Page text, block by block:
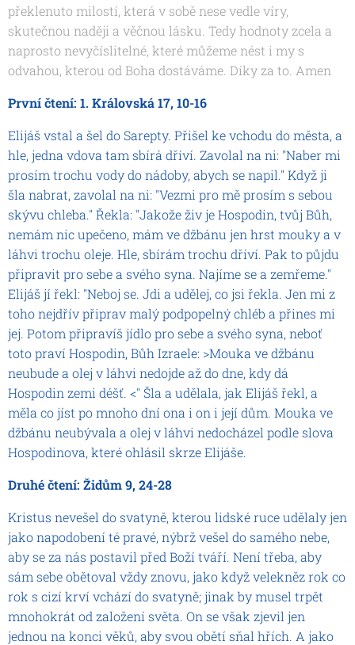
překlenuto milostí, která v sobě nese vedle víry,
skutečnou naději a věčnou lásku. Tedy hodnoty zcela a
naprosto nevyčíslitelné, které můžeme nést i my s
odvahou, kterou od Boha dostáváme. Díky za to. Amen
První čtení: 1. Královská 17, 10-16
Elijáš vstal a šel do Sarepty. Přišel ke vchodu do města, a
hle, jedna vdova tam sbírá dříví. Zavolal na ni: "Naber mi
prosím trochu vody do nádoby, abych se napil." Když ji
šla nabrat, zavolal na ni: "Vezmi pro mě prosím s sebou
skývu chleba." Řekla: "Jakože živ je Hospodin, tvůj Bůh,
nemám nic upečeno, mám ve džbánu jen hrst mouky a v
láhvi trochu oleje. Hle, sbírám trochu dříví. Pak to půjdu
připravit pro sebe a svého syna. Najíme se a zemřeme."
Elijáš jí řekl: "Neboj se. Jdi a udělej, co jsi řekla. Jen mi z
toho nejdřív připrav malý podpopelný chléb a přines mi
jej. Potom připravíš jídlo pro sebe a svého syna, neboť
toto praví Hospodin, Bůh Izraele: >Mouka ve džbánu
neubude a olej v láhvi nedojde až do dne, kdy dá
Hospodin zemi déšť. <" Šla a udělala, jak Elijáš řekl, a
měla co jíst po mnoho dní ona i on i její dům. Mouka ve
džbánu neubývala a olej v láhvi nedocházel podle slova
Hospodinova, které ohlásil skrze Elijáše.
Druhé čtení: Židům 9, 24-28
Kristus nevešel do svatyně, kterou lidské ruce udělaly jen
jako napodobení té pravé, nýbrž vešel do samého nebe,
aby se za nás postavil před Boží tváří. Není třeba, aby
sám sebe obětoval vždy znovu, jako když velekněz rok co
rok s cizí krví vchází do svatyně; jinak by musel trpět
mnohokrát od založení světa. On se však zjevil jen
jednou na konci věků, aby svou obětí sňal hřích. A jako